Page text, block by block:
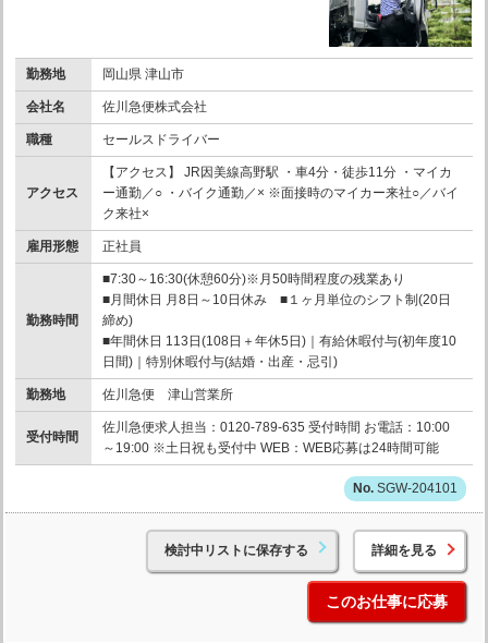
勤務地 岡山県 津山市
会社名 佐川急便株式会社
職種 セールスドライバー
アクセス
【アクセス】 JR因美線高野駅 ・車4分・徒歩11分 ・マイカ
ー通勤／○ ・バイク通勤／× ※面接時のマイカー来社○／バイ
ク来社×
雇用形態 正社員
勤務時間
■7:30～16:30(休憩60分)※月50時間程度の残業あり
■月間休日 月8日～10日休み ■１ヶ月単位のシフト制(20日
締め)
■年間休日 113日(108日＋年休5日)｜有給休暇付与(初年度10
日間)｜特別休暇付与(結婚・出産・忌引)
勤務地 佐川急便 津山営業所
受付時間
佐川急便求人担当：0120-789-635 受付時間 お電話：10:00
～19:00 ※土日祝も受付中 WEB：WEB応募は24時間可能
SGW-204101
検討中リストに保存する 詳細を見る
このお仕事に応募